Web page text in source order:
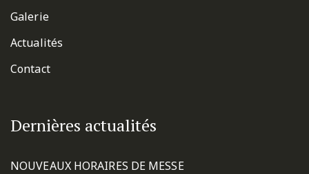
Galerie
Actualités
Contact
Dernières actualités
NOUVEAUX HORAIRES DE MESSE